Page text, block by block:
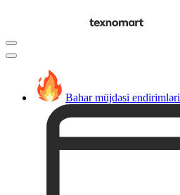
Bahar müjdəsi endirimləri